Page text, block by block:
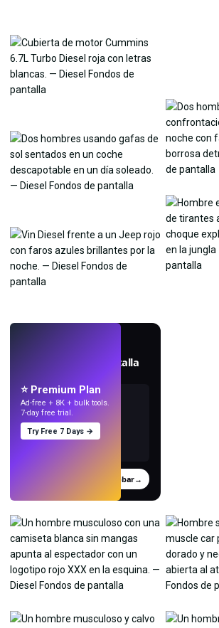
Crea fondos de pantalla
Probar→
⭐ Premium Plan
Ad-free + 8K + bulk tools.
7-day free trial.
Try Free 7 Days →